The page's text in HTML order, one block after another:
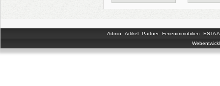
Admin Artikel Partner Ferienimmobilien
ESTA